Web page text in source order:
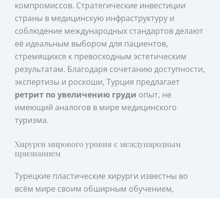
компромиссов. Стратегические инвестиции
страны в медицинскую инфраструктуру и
соблюдение международных стандартов делают
её идеальным выбором для пациентов,
стремящихся к превосходным эстетическим
результатам. Благодаря сочетанию доступности,
экспертизы и роскоши, Турция предлагает
ретрит по увеличению груди опыт, не
имеющий аналогов в мире медицинского
туризма.
Хирурги мирового уровня с международным
признанием
Турецкие пластические хирурги известны во
всём мире своим обширным обучением,